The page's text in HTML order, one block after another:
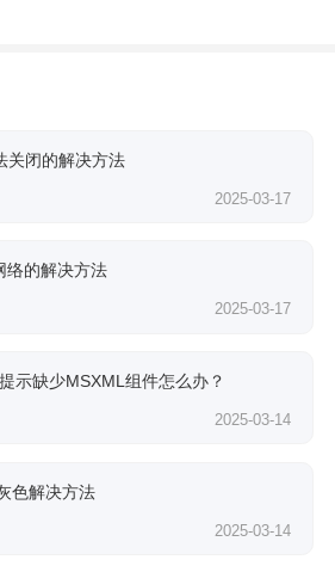
关闭的解决方法
2025-03-17
络的解决方法
2025-03-17
示缺少MSXML组件怎么办？
2025-03-14
色解决方法
2025-03-14